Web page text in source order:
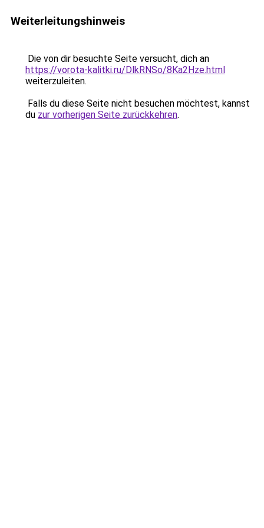
Weiterleitungshinweis
Die von dir besuchte Seite versucht, dich an
https://vorota-kalitki.ru/DlkRNSo/8Ka2Hze.html
weiterzuleiten.
Falls du diese Seite nicht besuchen möchtest, kannst
du zur vorherigen Seite zurückkehren.